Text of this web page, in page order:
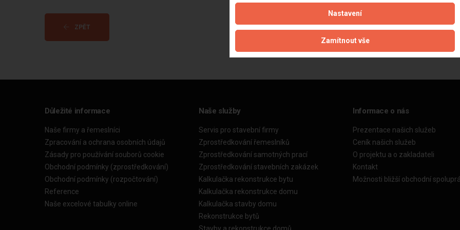
ZPĚT
Důležité informace
Naše firmy a řemeslníci
Zpracování a ochrana osobních údajů
Zásady pro používání souborů cookie
Obchodní podmínky (zprostředkování)
Obchodní podmínky (rozpočtování)
Reference
Naše excelové tabulky online
Naše služby
Servis pro stavební firmy
Zprostředkování řemeslníků
Zprostředkování samotných prací
Zprostředkování stavebních zakázek
Kalkulačka rekonstrukce bytu
Kalkulačka rekonstrukce domu
Kalkulačka stavby domu
Rekonstrukce bytů
Informace o nás
Prezentace našich služeb
Ceník našich služeb
O projektu a o zakladateli
Kontakt
Možnosti bližší obchodní
Nastavení
Zamítnout vše